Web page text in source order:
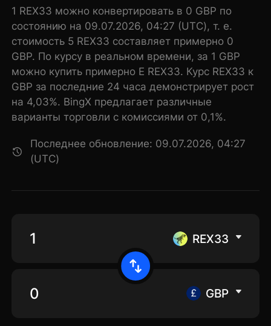
1 REX33 можно конвертировать в 0 GBP по
состоянию на 09.07.2026, 04:27 (UTC), т. е.
стоимость 5 REX33 составляет примерно 0
GBP. По курсу в реальном времени, за 1 GBP
можно купить примерно E REX33. Курс REX33 к
GBP за последние 24 часа демонстрирует рост
на 4,03%. BingX предлагает различные
варианты торговли с комиссиями от 0,1%.
Последнее обновление: 09.07.2026, 04:27
(UTC)
REX33
GBP